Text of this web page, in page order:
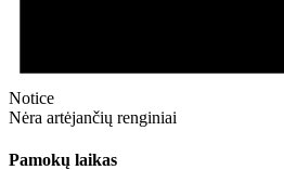
Notice
Nėra artėjančių renginiai
Pamokų laikas